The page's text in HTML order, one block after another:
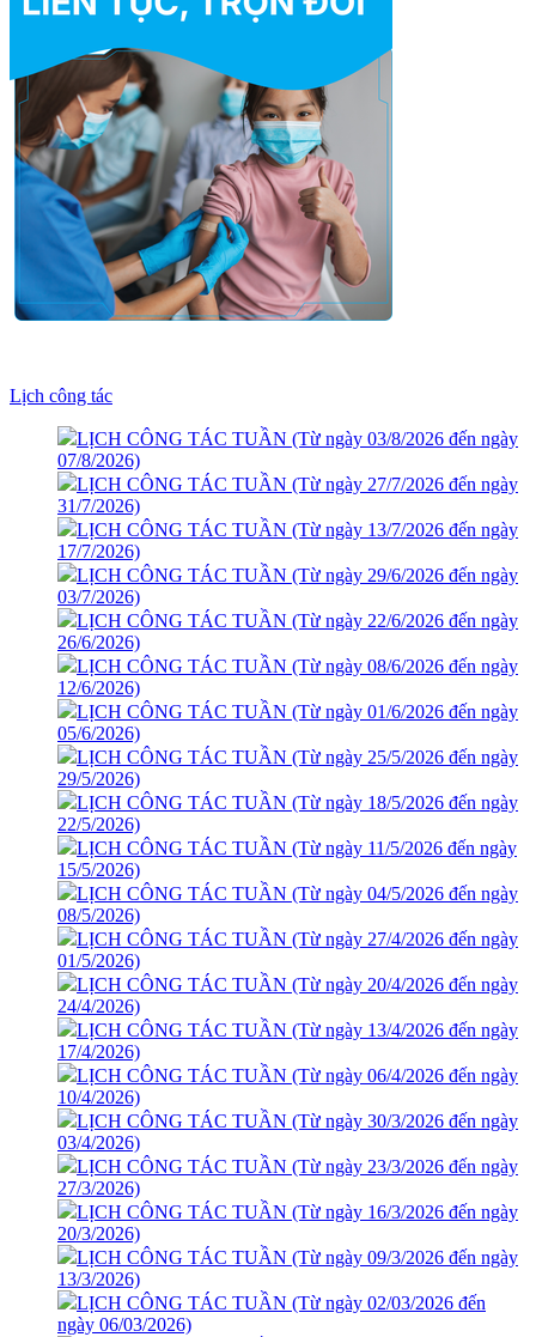
Lịch công tác
LỊCH CÔNG TÁC TUẦN (Từ ngày 03/8/2026 đến ngày
07/8/2026)
LỊCH CÔNG TÁC TUẦN (Từ ngày 27/7/2026 đến ngày
31/7/2026)
LỊCH CÔNG TÁC TUẦN (Từ ngày 13/7/2026 đến ngày
17/7/2026)
LỊCH CÔNG TÁC TUẦN (Từ ngày 29/6/2026 đến ngày
03/7/2026)
LỊCH CÔNG TÁC TUẦN (Từ ngày 22/6/2026 đến ngày
26/6/2026)
LỊCH CÔNG TÁC TUẦN (Từ ngày 08/6/2026 đến ngày
12/6/2026)
LỊCH CÔNG TÁC TUẦN (Từ ngày 01/6/2026 đến ngày
05/6/2026)
LỊCH CÔNG TÁC TUẦN (Từ ngày 25/5/2026 đến ngày
29/5/2026)
LỊCH CÔNG TÁC TUẦN (Từ ngày 18/5/2026 đến ngày
22/5/2026)
LỊCH CÔNG TÁC TUẦN (Từ ngày 11/5/2026 đến ngày
15/5/2026)
LỊCH CÔNG TÁC TUẦN (Từ ngày 04/5/2026 đến ngày
08/5/2026)
LỊCH CÔNG TÁC TUẦN (Từ ngày 27/4/2026 đến ngày
01/5/2026)
LỊCH CÔNG TÁC TUẦN (Từ ngày 20/4/2026 đến ngày
24/4/2026)
LỊCH CÔNG TÁC TUẦN (Từ ngày 13/4/2026 đến ngày
17/4/2026)
LỊCH CÔNG TÁC TUẦN (Từ ngày 06/4/2026 đến ngày
10/4/2026)
LỊCH CÔNG TÁC TUẦN (Từ ngày 30/3/2026 đến ngày
03/4/2026)
LỊCH CÔNG TÁC TUẦN (Từ ngày 23/3/2026 đến ngày
27/3/2026)
LỊCH CÔNG TÁC TUẦN (Từ ngày 16/3/2026 đến ngày
20/3/2026)
LỊCH CÔNG TÁC TUẦN (Từ ngày 09/3/2026 đến ngày
13/3/2026)
LỊCH CÔNG TÁC TUẦN (Từ ngày 02/03/2026 đến
ngày 06/03/2026)